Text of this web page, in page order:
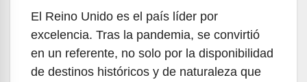
El Reino Unido es el país líder por
excelencia. Tras la pandemia, se convirtió
en un referente, no solo por la disponibilidad
de destinos históricos y de naturaleza que